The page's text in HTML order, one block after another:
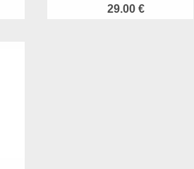
29.00 €